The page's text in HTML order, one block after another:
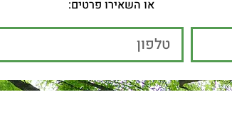
על מצבות, יודע בזכות